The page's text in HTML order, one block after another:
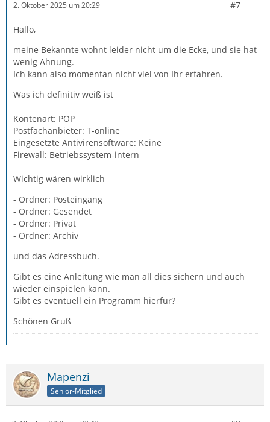
2. Oktober 2025 um 20:29 #7
Hallo,
meine Bekannte wohnt leider nicht um die Ecke, und sie hat
wenig Ahnung.
Ich kann also momentan nicht viel von Ihr erfahren.
Was ich definitiv weiß ist
Kontenart: POP
Postfachanbieter: T-online
Eingesetzte Antivirensoftware: Keine
Firewall: Betriebssystem-intern
Wichtig wären wirklich
- Ordner: Posteingang
- Ordner: Gesendet
- Ordner: Privat
- Ordner: Archiv
und das Adressbuch.
Gibt es eine Anleitung wie man all dies sichern und auch
wieder einspielen kann.
Gibt es eventuell ein Programm hierfür?
Schönen Gruß
Mapenzi
Senior-Mitglied